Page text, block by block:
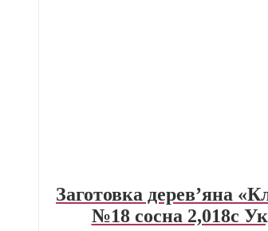
Заготовка дерев’яна
№18 сосна 2,018с